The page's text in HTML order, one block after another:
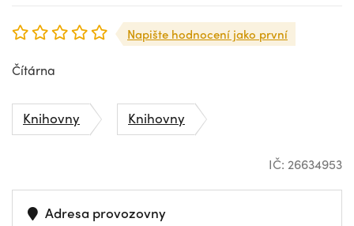
Napište hodnocení jako první
Čítárna
Knihovny Knihovny
IČ: 26634953
Adresa provozovny